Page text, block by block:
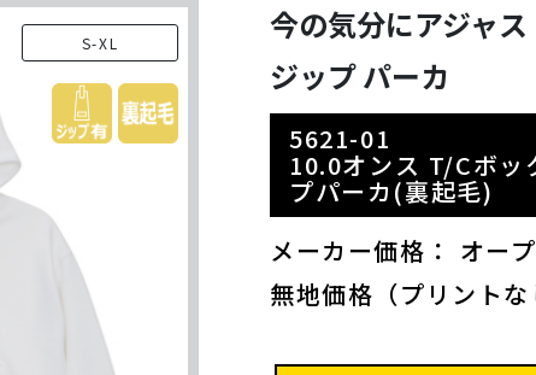
S-XL
今の気分にアジャ
ジップ パーカ
5621-01
10.0オンス T/Cボッ
プパーカ(裏起毛)
メーカー価格： オー
無地価格（プリントな